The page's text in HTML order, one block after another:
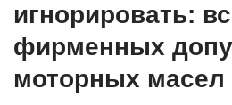
игнорировать:
фирменных
моторных масел